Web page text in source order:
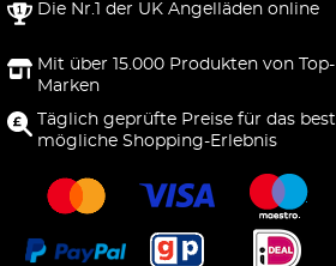
Die Nr.1 der UK Angelläden online
Mit über 15.000 Produkten von Top-
Marken
Täglich geprüfte Preise für das best
mögliche Shopping-Erlebnis